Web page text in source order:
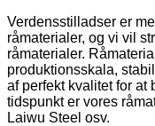
Verdensstilladser er
råmaterialer, og vi vil
råmaterialer.
produktionsskala,
af perfekt kvalitet for
tidspunkt er vores
Laiwu Steel osv.